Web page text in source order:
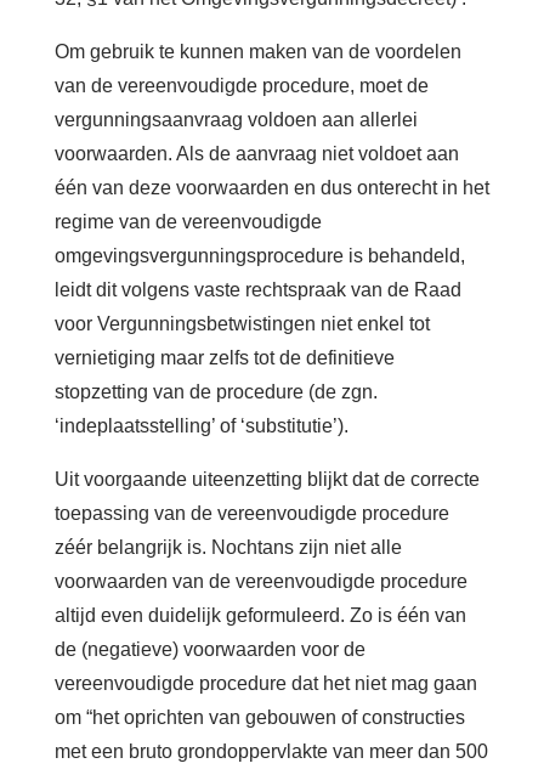
Om gebruik te kunnen maken van de voordelen
van de vereenvoudigde procedure, moet de
vergunningsaanvraag voldoen aan allerlei
voorwaarden. Als de aanvraag niet voldoet aan
één van deze voorwaarden en dus onterecht in het
regime van de vereenvoudigde
omgevingsvergunningsprocedure is behandeld,
leidt dit volgens vaste rechtspraak van de Raad
voor Vergunningsbetwistingen niet enkel tot
vernietiging maar zelfs tot de definitieve
stopzetting van de procedure (de zgn.
‘indeplaatsstelling’ of ‘substitutie’).
Uit voorgaande uiteenzetting blijkt dat de correcte
toepassing van de vereenvoudigde procedure
zéér belangrijk is. Nochtans zijn niet alle
voorwaarden van de vereenvoudigde procedure
altijd even duidelijk geformuleerd. Zo is één van
de (negatieve) voorwaarden voor de
vereenvoudigde procedure dat het niet mag gaan
om “het oprichten van gebouwen of constructies
met een bruto grondoppervlakte van meer dan 500